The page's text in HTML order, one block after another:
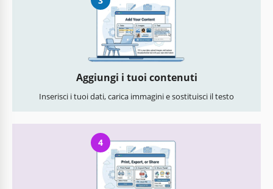
Aggiungi i tuoi contenuti
Inserisci i tuoi dati, carica immagini e sostituisci il testo
4